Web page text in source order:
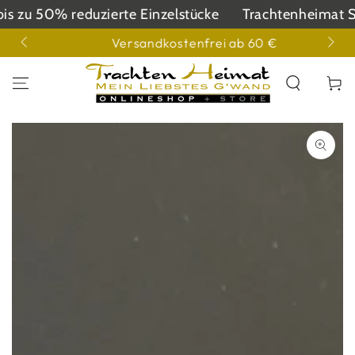
ZUM INHALT
SPRINGEN
zu 50% reduzierte Einzelstücke Trachtenheimat
Versandkostenfrei ab 60 €
ZU DEN